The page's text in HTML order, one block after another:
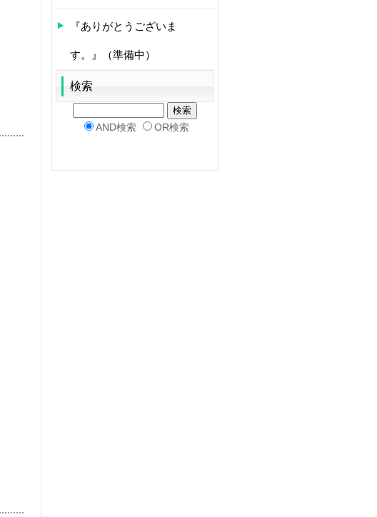
『ありがとうございま
す。』（準備中）
検索
AND検索 OR検索